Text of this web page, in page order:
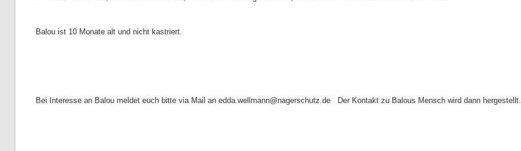
Balou ist 10 Monate alt und nicht kastriert.
Bei Interesse an Balou meldet euch bitte via Mail an edda.wellmann@nagerschutz.de Der Kontakt zu Balous Mensch wird dann hergestellt.